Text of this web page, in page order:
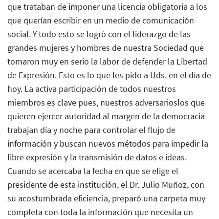
que trataban de imponer una licencia obligatoria a los
que querían escribir en un medio de comunicación
social. Y todo esto se logró con el liderazgo de las
grandes mujeres y hombres de nuestra Sociedad que
tomaron muy en serio la labor de defender la Libertad
de Expresión. Esto es lo que les pido a Uds. en el día de
hoy. La activa participación de todos nuestros
miembros es clave pues, nuestros adversarioslos que
quieren ejercer autoridad al margen de la democracia
trabajan día y noche para controlar el flujo de
información y buscan nuevos métodos para impedir la
libre expresión y la transmisión de datos e ideas.
Cuando se acercaba la fecha en que se elige el
presidente de esta institución, el Dr. Julio Muñoz, con
su acostumbrada eficiencia, preparó una carpeta muy
completa con toda la información que necesita un